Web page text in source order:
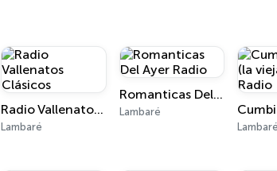
Radio Vallenatos Clásicos
Lambaré
Romanticas Del Ayer Radio
Lambaré
Lambaré